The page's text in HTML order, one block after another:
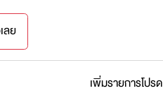
ลย
เพิ่มรายการโปรด